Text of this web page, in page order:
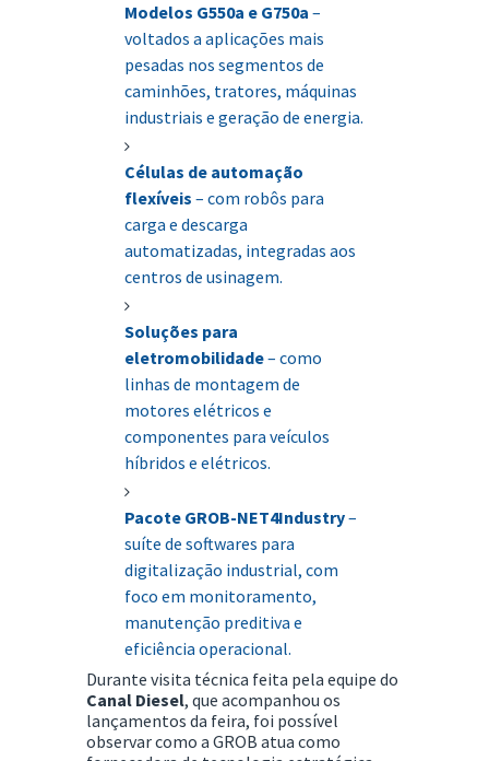
Modelos G550a e G750a –
voltados a aplicações mais
pesadas nos segmentos de
caminhões, tratores, máquinas
industriais e geração de energia.
Células de automação
flexíveis – com robôs para
carga e descarga
automatizadas, integradas aos
centros de usinagem.
Soluções para
eletromobilidade– como
linhas de montagem de
motores elétricos e
componentes para veículos
híbridos e elétricos.
Pacote GROB-NET4Industry–
suíte de softwares para
digitalização industrial, com
foco em monitoramento,
manutenção preditiva e
eficiência operacional.
Durante visita técnica feita pela equipe do
Canal Diesel, que acompanhou os
lançamentos da feira, foi possível
observar como a GROB atua como